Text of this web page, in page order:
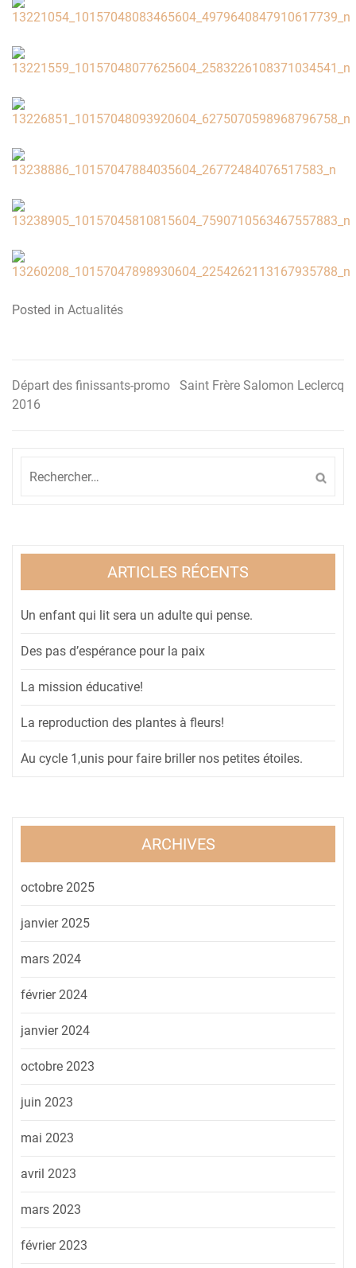
Posted in Actualités
Navigation
Départ des finissants-promo
2016
Saint Frère Salomon Leclercq
ARTICLES RÉCENTS
Un enfant qui lit sera un adulte qui pense.
Des pas d’espérance pour la paix
La mission éducative!
La reproduction des plantes à fleurs!
Au cycle 1,unis pour faire briller nos petites étoiles.
ARCHIVES
octobre 2025
janvier 2025
mars 2024
février 2024
janvier 2024
octobre 2023
juin 2023
mai 2023
avril 2023
mars 2023
février 2023